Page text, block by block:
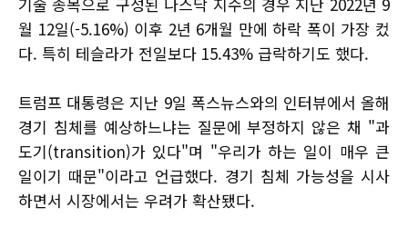
월 12일(-5.16%) 이후 2년 6개월 만에 하락 폭이 가장 컸
다. 특히 테슬라가 전일보다 15.43% 급락하기도 했다.
트럼프 대통령은 지난 9일 폭스뉴스와의 인터뷰에서 올해
경기 침체를 예상하느냐는 질문에 부정하지 않은 채 "과
도기(transition)가 있다"며 "우리가 하는 일이 매우 큰
일이기 때문"이라고 언급했다. 경기 침체 가능성을 시사
하면서 시장에서는 우려가 확산됐다.